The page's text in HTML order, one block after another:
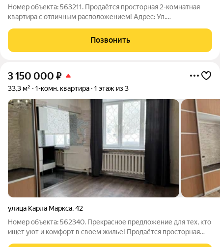
Номер объекта: 563211. Продаётся просторная 2-комнатная
квартира с отличным расположением! Адрес: Ул.
возможность для тех, кто мечтает о собственном дизайн-
проекте и не хочет переплачивать за
Позвонить
3 150 000 ₽
33,3 м² 1-комн. квартира 1 этаж из 3
улица Карла Маркса,42
Номер объекта: 562340. Прекрасное предложение для тех, кто
ищет уют и комфорт в своем жилье! Продаётся просторная